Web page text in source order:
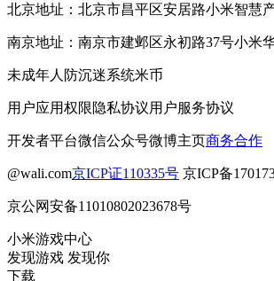
北京地址：北京市昌平区安居路小米智慧
南京地址：南京市建邺区永初路37号小米
未成年人防沉迷系统米币
用户应用权限隐私协议用户服务协议
开发者平台微信公众号微博主页商务合作
@wali.com京ICP证110335号 京ICP备
京公网安备11010802023678号
小米游戏中心
发现游戏 发现你
下载